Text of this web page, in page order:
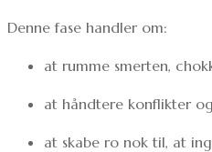
Denne fase handler om:
at rumme smerten,
at håndtere konflikter
at skabe ro nok til, at